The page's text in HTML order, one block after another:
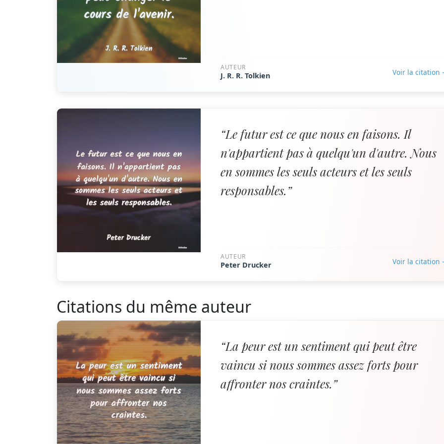
AUTEUR
J. R. R. Tolkien Voir la citation
“Le futur est ce que nous en faisons. Il
n'appartient pas à quelqu'un d'autre. Nous
en sommes les seuls acteurs et les seuls
responsables.”
AUTEUR
Peter Drucker Voir la citation
Citations du même auteur
“La peur est un sentiment qui peut être
vaincu si nous sommes assez forts pour
affronter nos craintes.”